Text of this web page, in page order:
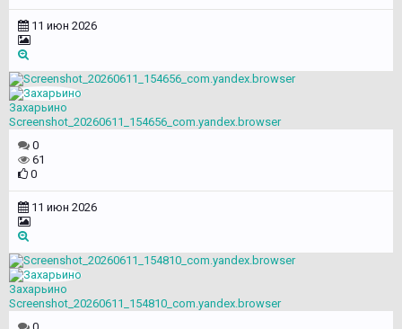
11 июн 2026
Захарьино
Screenshot_20260611_154656_com.yandex.browser
0
61
0
11 июн 2026
Захарьино
Screenshot_20260611_154810_com.yandex.browser